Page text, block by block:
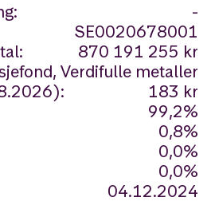
-
SE0020678001
870 191 255 kr
Verdifulle metaller
183 kr
99,2%
0,8%
0,0%
0,0%
04.12.2024